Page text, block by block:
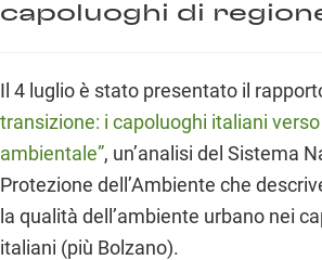
capoluoghi di
Il 4 luglio è stato presentato il
transizione: i capoluoghi italiani
ambientale”, un’analisi del Sistema
Protezione dell’Ambiente che
la qualità dell’ambiente urbano nei
italiani (più Bolzano).